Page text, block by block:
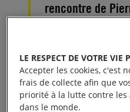
rencontre de
LE RESPECT DE VOTRE VIE
Accepter les cookies, c'est
frais de collecte afin que
priorité à la lutte contre
dans le monde.